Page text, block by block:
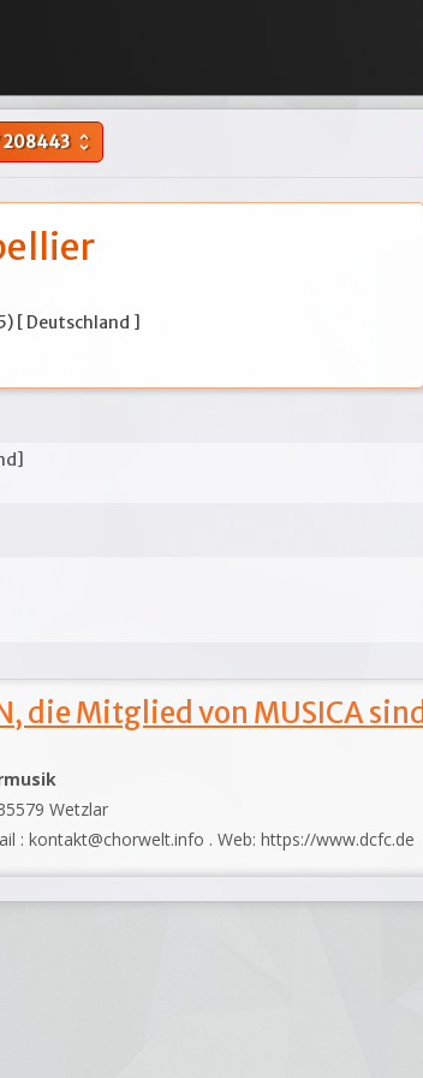
208443 unfold_more
[ Deutschland ]
die Mitglied von MUSICA sind
Wetzlar
: kontakt@chorwelt.info . Web: https://www.dcfc.de